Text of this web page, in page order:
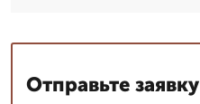
Отправьте заявку